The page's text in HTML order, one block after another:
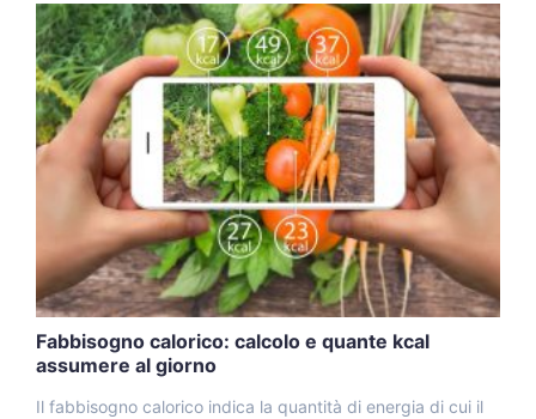
Fabbisogno calorico: calcolo e quante kcal
assumere al giorno
Il fabbisogno calorico indica la quantità di energia di cui il